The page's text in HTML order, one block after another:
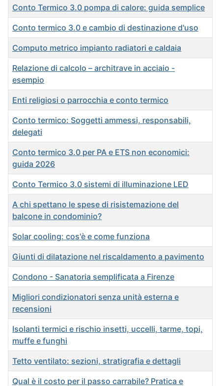
Conto Termico 3.0 pompa di calore: guida semplice
Conto termico 3.0 e cambio di destinazione d'uso
Computo metrico impianto radiatori e caldaia
Relazione di calcolo – architrave in acciaio -
esempio
Enti religiosi o parrocchia e conto termico
Conto termico: Soggetti ammessi, responsabili,
delegati
Conto termico 3.0 per PA e ETS non economici:
guida 2026
Conto Termico 3.0 sistemi di illuminazione LED
A chi spettano le spese di risistemazione del
balcone in condominio?
Solar cooling: cos'è e come funziona
Giunti di dilatazione nel riscaldamento a pavimento
Condono - Sanatoria semplificata a Firenze
Migliori condizionatori senza unità esterna e
recensioni
Isolanti termici e rischio insetti, uccelli, tarme, topi,
muffe e funghi
Tetto ventilato: sezioni, stratigrafia e dettagli
Qual è il costo per il passo carrabile? Pratica e